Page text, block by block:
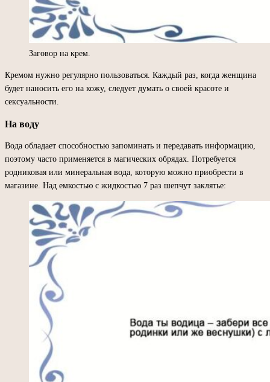
Заговор на крем.
Кремом нужно регулярно пользоваться. Каждый раз, когда женщина
будет наносить его на кожу, следует думать о своей красоте и
сексуальности.
На воду
Вода обладает способностью запоминать и передавать информацию,
поэтому часто применяется в магических обрядах. Потребуется
родниковая или минеральная вода, которую можно приобрести в
магазине. Над емкостью с жидкостью 7 раз шепчут заклятье: